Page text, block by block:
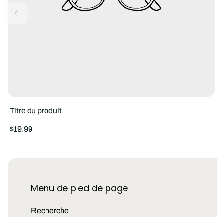
Titre du produit
Prix
$19.99
Menu de pied de page
Recherche